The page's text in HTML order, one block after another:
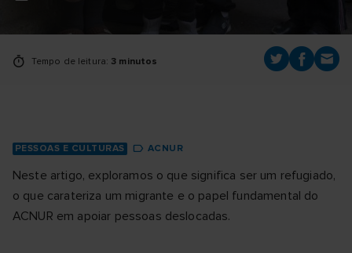
Tempo de leitura: 3 minutos
PESSOAS E CULTURAS ACNUR
Neste artigo, exploramos o que significa ser um refugiado,
o que carateriza um migrante e o papel fundamental do
ACNUR em apoiar pessoas deslocadas.